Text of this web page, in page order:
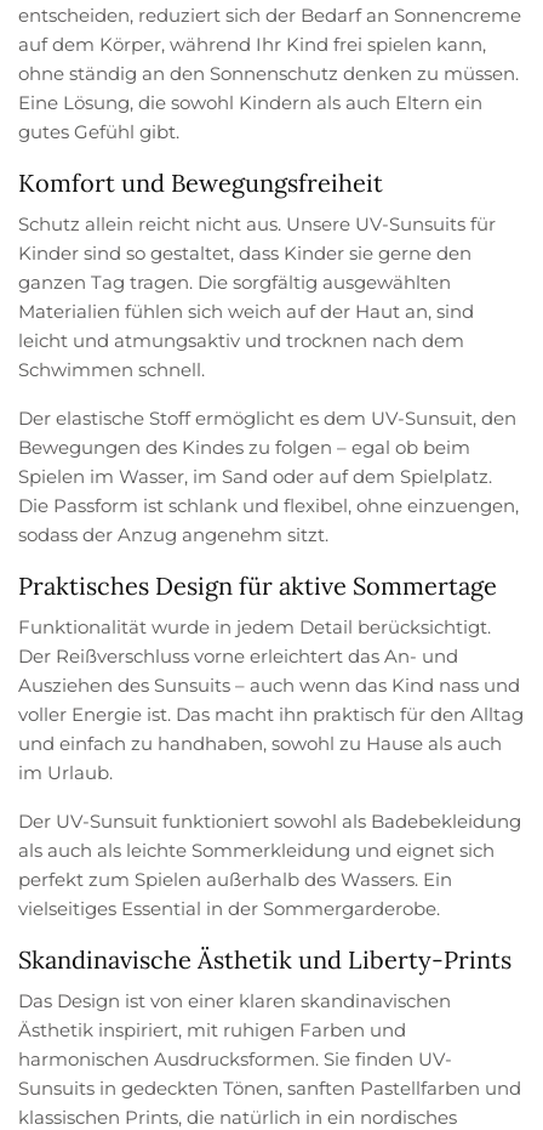
entscheiden, reduziert sich der Bedarf an Sonnencreme
auf dem Körper, während Ihr Kind frei spielen kann,
ohne ständig an den Sonnenschutz denken zu müssen.
Eine Lösung, die sowohl Kindern als auch Eltern ein
gutes Gefühl gibt.
Komfort und Bewegungsfreiheit
Schutz allein reicht nicht aus. Unsere UV-Sunsuits für
Kinder sind so gestaltet, dass Kinder sie gerne den
ganzen Tag tragen. Die sorgfältig ausgewählten
Materialien fühlen sich weich auf der Haut an, sind
leicht und atmungsaktiv und trocknen nach dem
Schwimmen schnell.
Der elastische Stoff ermöglicht es dem UV-Sunsuit, den
Bewegungen des Kindes zu folgen – egal ob beim
Spielen im Wasser, im Sand oder auf dem Spielplatz.
Die Passform ist schlank und flexibel, ohne einzuengen,
sodass der Anzug angenehm sitzt.
Praktisches Design für aktive Sommertage
Funktionalität wurde in jedem Detail berücksichtigt.
Der Reißverschluss vorne erleichtert das An- und
Ausziehen des Sunsuits – auch wenn das Kind nass und
voller Energie ist. Das macht ihn praktisch für den Alltag
und einfach zu handhaben, sowohl zu Hause als auch
im Urlaub.
Der UV-Sunsuit funktioniert sowohl als Badebekleidung
als auch als leichte Sommerkleidung und eignet sich
perfekt zum Spielen außerhalb des Wassers. Ein
vielseitiges Essential in der Sommergarderobe.
Skandinavische Ästhetik und Liberty-Prints
Das Design ist von einer klaren skandinavischen
Ästhetik inspiriert, mit ruhigen Farben und
harmonischen Ausdrucksformen. Sie finden UV-
Sunsuits in gedeckten Tönen, sanften Pastellfarben und
klassischen Prints, die natürlich in ein nordisches